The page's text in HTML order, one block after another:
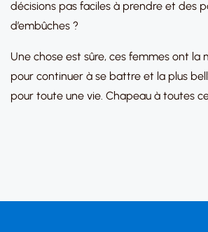
décisions pas faciles à prendre et des
d’embûches ?
Une chose est sûre, ces femmes ont la
pour continuer à se battre et la plus
pour toute une vie. Chapeau à toutes